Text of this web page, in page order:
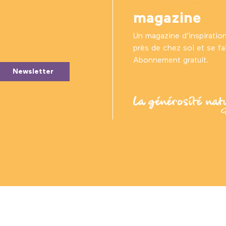
Newsletter
magazine
Un magazine
près de chez soi et se
Abonnement gratuit.